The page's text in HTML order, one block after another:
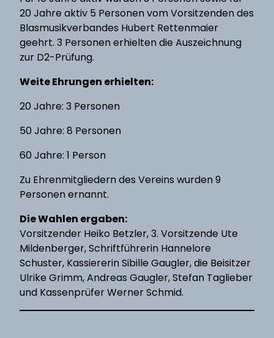
20 Jahre aktiv 5 Personen vom Vorsitzenden des
Blasmusikverbandes Hubert Rettenmaier
geehrt. 3 Personen erhielten die Auszeichnung
zur D2-Prüfung.
Weite Ehrungen erhielten:
20 Jahre: 3 Personen
50 Jahre: 8 Personen
60 Jahre: 1 Person
Zu Ehrenmitgliedern des Vereins wurden 9
Personen ernannt.
Die Wahlen ergaben:
Vorsitzender Heiko Betzler, 3. Vorsitzende Ute
Mildenberger, Schriftführerin Hannelore
Schuster, Kassiererin Sibille Gaugler, die Beisitzer
Ulrike Grimm, Andreas Gaugler, Stefan Taglieber
und Kassenprüfer Werner Schmid.